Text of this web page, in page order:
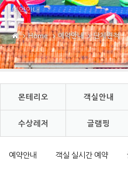
예약안내
Home 예약안내 단체견적
몬테리오 객실안내
수상레저 글램핑
예약안내 객실 실시간 예약